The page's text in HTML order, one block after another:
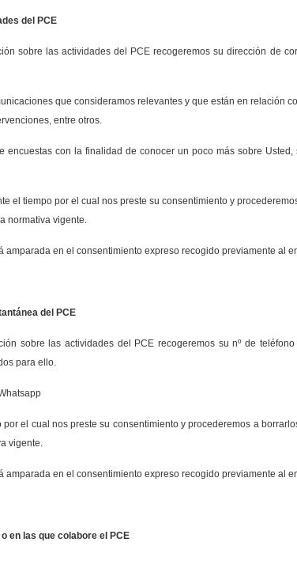
del PCE
sobre las actividades del PCE recogeremos su dirección de
que consideramos relevantes y que están en
entre otros.
encuestas con la finalidad de conocer un poco más sobre
el tiempo por el cual nos preste su consentimiento y
normativa vigente.
amparada en el consentimiento expreso recogido previamente al
del PCE
sobre las actividades del PCE recogeremos su nº de
para ello.
el cual nos preste su consentimiento y procederemos a
vigente.
amparada en el consentimiento expreso recogido previamente al
en las que colabore el PCE